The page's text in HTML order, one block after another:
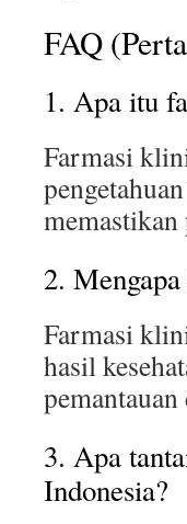
FAQ
1. Apa itu
Farmasi
memastikan
2.
Farmasi
hasil
3. Apa
Indonesia?